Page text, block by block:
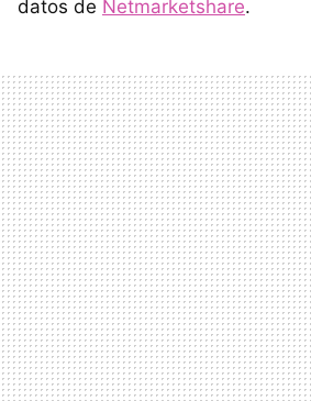
datos de Netmarketshare.